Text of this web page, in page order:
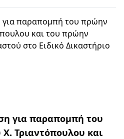
για παραπομπή του
Τριαντόπουλου και